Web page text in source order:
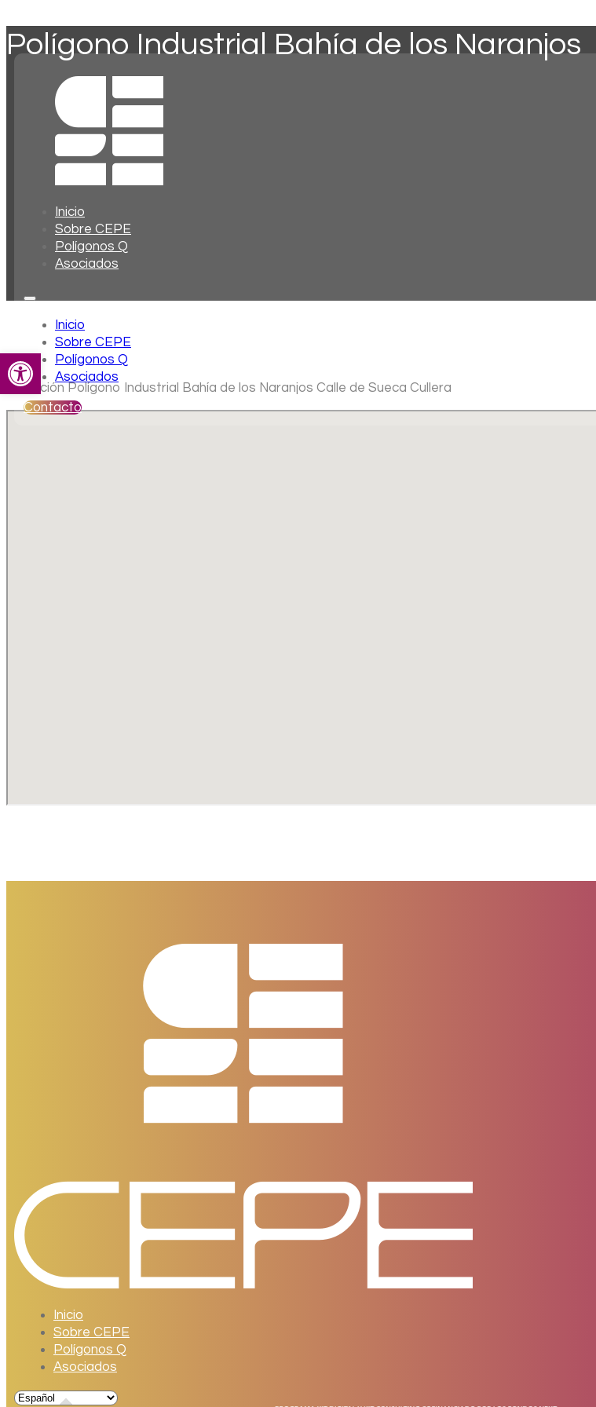
Abrir barra de herramientas
Inicio
Sobre CEPE
Polígonos Q
Asociados
Inicio
Sobre CEPE
Polígonos Q
Asociados
Contacto
Polígono Industrial Bahía de los Naranjos
Ubicación Polígono Industrial Bahía de los Naranjos Calle de Sueca Cullera
Inicio
Sobre CEPE
Polígonos Q
Asociados